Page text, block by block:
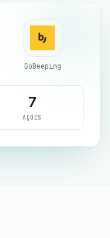
GoBeeping
7
AÇÕES